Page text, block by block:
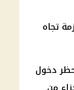
تجاه
دخول